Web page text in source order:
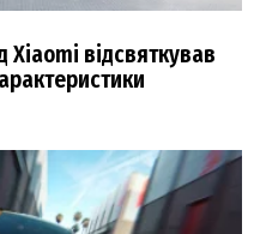
Xiaomi відсвяткував